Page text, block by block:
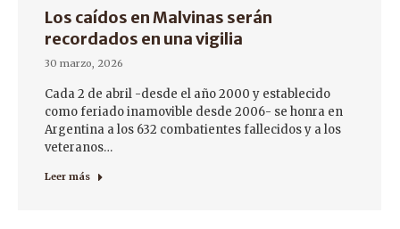
Los caídos en Malvinas serán
recordados en una vigilia
30 marzo, 2026
Cada 2 de abril -desde el año 2000 y establecido
como feriado inamovible desde 2006- se honra en
Argentina a los 632 combatientes fallecidos y a los
veteranos…
Leer más